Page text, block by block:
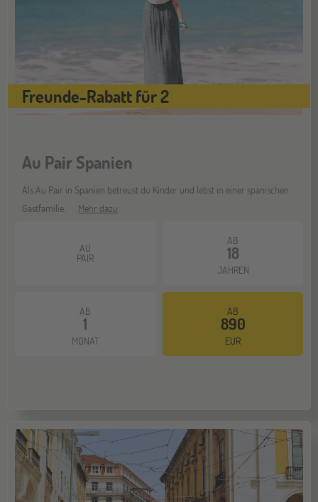
Freunde-Rabatt für 2
Au Pair Spanien
Als Au Pair in Spanien betreust du Kinder und lebst in einer spanischen
Gastfamilie.
Mehr dazu
AU
PAIR
AB
18
JAHREN
AB
1
MONAT
AB
890
EUR